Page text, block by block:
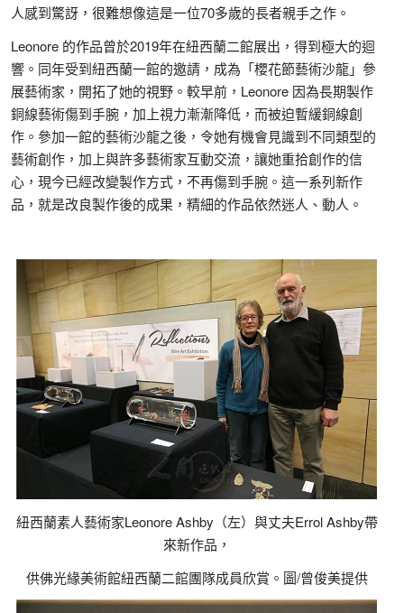
人感到驚訝，很難想像這是一位70多歲的長者親手之作。
Leonore 的作品曾於2019年在紐西蘭二館展出，得到極大的迴
響。同年受到紐西蘭一館的邀請，成為「櫻花節藝術沙龍」參
展藝術家，開拓了她的視野。較早前，Leonore 因為長期製作
銅線藝術傷到手腕，加上視力漸漸降低，而被迫暫緩銅線創
作。參加一館的藝術沙龍之後，令她有機會見識到不同類型的
藝術創作，加上與許多藝術家互動交流，讓她重拾創作的信
心，現今已經改變製作方式，不再傷到手腕。這一系列新作
品，就是改良製作後的成果，精細的作品依然迷人、動人。
紐西蘭素人藝術家Leonore Ashby（左）與丈夫Errol Ashby帶
來新作品，
供佛光緣美術館紐西蘭二館團隊成員欣賞。圖/曾俊美提供